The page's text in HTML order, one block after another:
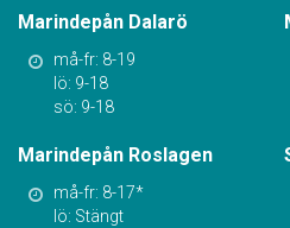
Marindepån Dalarö
må-fr: 8-19
lö: 9-18
sö: 9-18
Marindepån Roslagen
må-fr: 8-17*
lö: Stängt